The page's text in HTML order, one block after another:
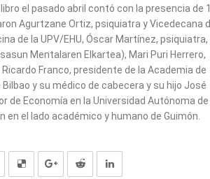
el pasado abril contó con la presencia de
Agurtzane Ortiz, psiquiatra y Vicedecana
de la UPV/EHU, Óscar Martínez, psiquiatra,
Mentalaren Elkartea), Mari Puri Herrero,
Franco, presidente de la Academia de
y su médico de cabecera y su hijo José
de Economía en la Universidad Autónoma de
en el lado académico y humano de Guimón.